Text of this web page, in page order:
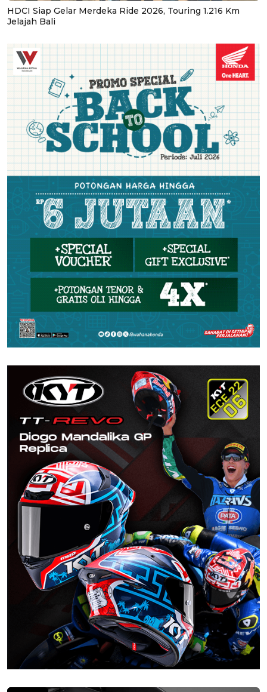
HDCI Siap Gelar Merdeka Ride 2026, Touring 1.216 Km
Jelajah Bali